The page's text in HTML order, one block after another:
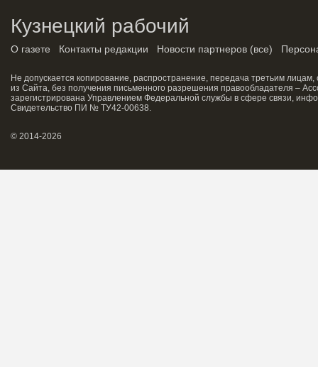
Кузнецкий рабочий
О газете Контакты редакции Новости партнеров (все)
Не допускается копирование, распространение, передача третьим
из Сайта, без получения письменного разрешения правообладателя –
зарегистрирована Управлением Федеральной службы в сфере связи,
Свидетельство ПИ № ТУ42-00638.
© 2014-2026